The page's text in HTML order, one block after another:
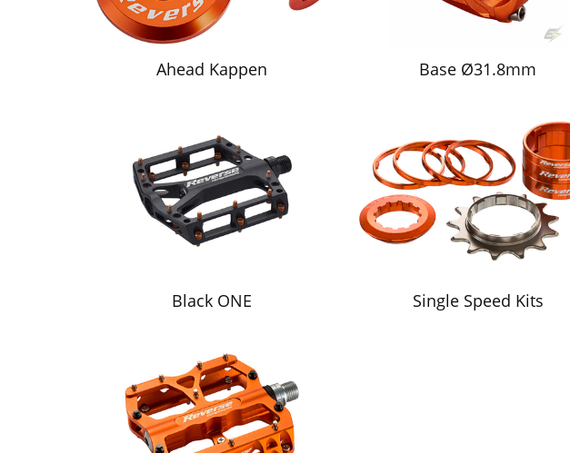
Ahead Kappen Base Ø31.8mm
Black ONE Single Speed Kits